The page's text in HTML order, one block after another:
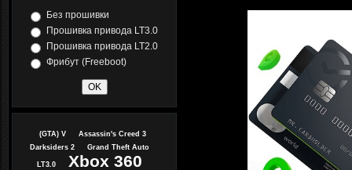
Без прошивки
Прошивка привода LT3.0
Прошивка привода LT2.0
Фрибут (Freeboot)
(GTA) V
Assassin's Creed 3
Darksiders 2
Grand Theft Auto
LT3.0 Xbox 360